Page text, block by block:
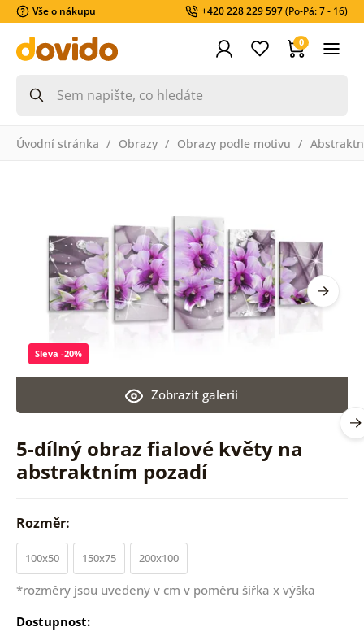
Vše o nákupu +420 228 229 597(Po-Pá: 7 - 16)
0
Úvodní stránka Obrazy Obrazy podle motivu
5-dílný obraz fialové květy na
abstraktním pozadí
Zobrazit galerii
Sleva -20%
Rozměr:
100x50 150x75 200x100
*rozměry jsou uvedeny v cm v poměru šířka x výška
Dostupnost: